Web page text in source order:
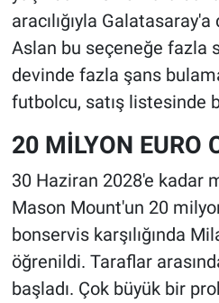
aracılığıyla
Aslan bu seçeneğe fazla
devinde fazla şans
futbolcu, satış listesinde
20 MİLYON EURO
30 Haziran 2028'e kadar
Mason Mount'un 20
bonservis karşılığında
öğrenildi. Taraflar
başladı. Çok büyük bir